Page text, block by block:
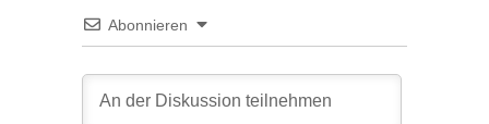
Abonnieren